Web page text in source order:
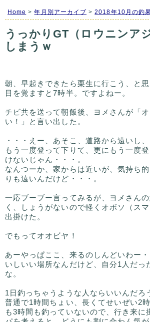
Home >年月別アーカイブ >2018年10月の釣
うっかりGT（ロウニンア
しまうｗ
朝、早起きできたら栗生に行こう、と思
目を覚ますと7時半。ですよねー。
チビ共を送って朝飯後、ヨメさんが「
い！」と言い出した。
・・・えー、あそこ、道路から遠いし
もう一度登って下りて、更にもう一度
けないじゃん・・・。
なんつーか、家からは近いが、気持ち
りも遠いんだけど・・・。
一応ブーブー言ってみるが、ヨメさん
く、しょうがないので軽くオボソ（ス
出掛けた。
でもってオオビヤ！
あーやっぱここ、来るのしんどいわー
いしいい場所なんだけど、自分1人だっ
な。
1日釣っちゃうような人ならいいんだろ
普通で1時間ちょい、長くてせいぜい2
も3時間も釣っていないので、行き来に